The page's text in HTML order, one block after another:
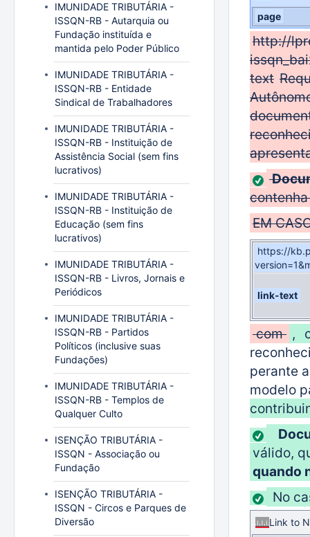
page
http://
text
EM
https://
link-text
com ,
perante
modelo
válido,
quando
No
Link to
IMUNIDADE TRIBUTÁRIA -
ISSQN-RB - Autarquia ou
Fundação instituída e
mantida pelo Poder Público
IMUNIDADE TRIBUTÁRIA -
ISSQN-RB - Entidade
Sindical de Trabalhadores
IMUNIDADE TRIBUTÁRIA -
ISSQN-RB - Instituição de
Assistência Social (sem fins
lucrativos)
IMUNIDADE TRIBUTÁRIA -
ISSQN-RB - Instituição de
Educação (sem fins
lucrativos)
IMUNIDADE TRIBUTÁRIA -
ISSQN-RB - Livros, Jornais e
Periódicos
IMUNIDADE TRIBUTÁRIA -
ISSQN-RB - Partidos
Políticos (inclusive suas
Fundações)
IMUNIDADE TRIBUTÁRIA -
ISSQN-RB - Templos de
Qualquer Culto
ISENÇÃO TRIBUTÁRIA -
ISSQN - Associação ou
Fundação
ISENÇÃO TRIBUTÁRIA -
ISSQN - Circos e Parques de
Diversão